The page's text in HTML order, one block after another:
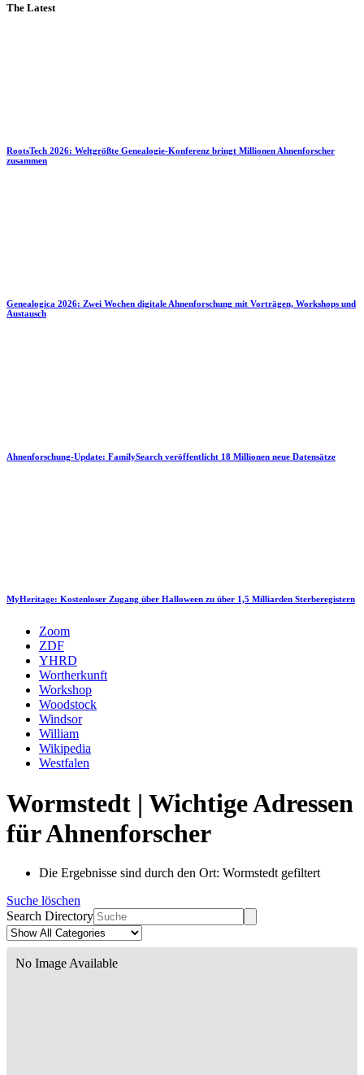
The Latest
RootsTech 2026: Weltgrößte Genealogie-Konferenz bringt Millionen Ahnenforscher
zusammen
Genealogica 2026: Zwei Wochen digitale Ahnenforschung mit Vorträgen, Workshops und
Austausch
Ahnenforschung-Update: FamilySearch veröffentlicht 18 Millionen neue Datensätze
MyHeritage: Kostenloser Zugang über Halloween zu über 1,5 Milliarden Sterberegistern
Zoom
ZDF
YHRD
Wortherkunft
Workshop
Woodstock
Windsor
William
Wikipedia
Westfalen
Wormstedt | Wichtige Adressen
für Ahnenforscher
Die Ergebnisse sind durch den Ort: Wormstedt gefiltert
Suche löschen
Search Directory
No Image Available